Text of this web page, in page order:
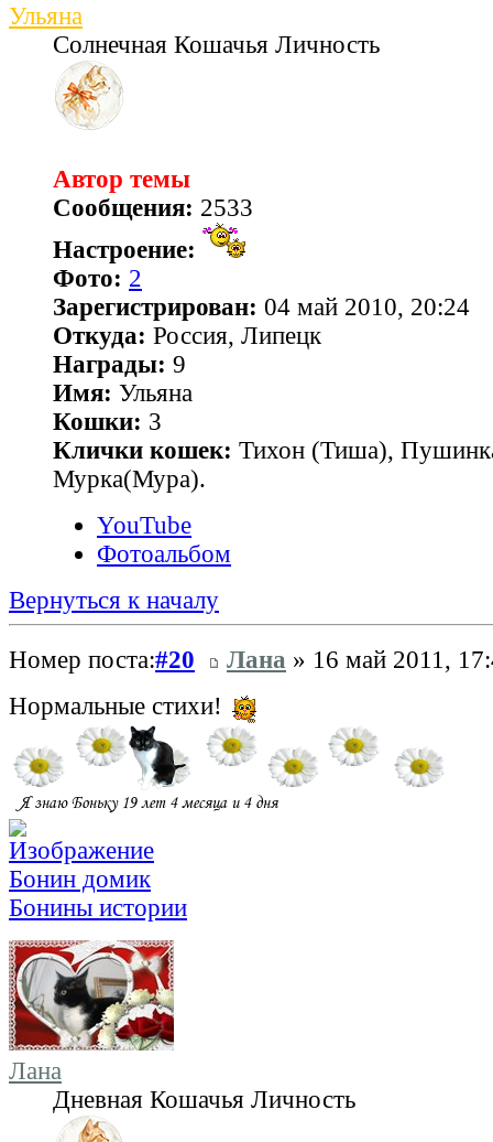
Ульяна
Солнечная Кошачья Личность
Автор темы
Сообщения: 2533
Настроение:
Фото: 2
Зарегистрирован: 04 май 2010, 20:24
Откуда: Россия, Липецк
Награды: 9
Имя: Ульяна
Кошки: 3
Клички кошек: Тихон (Тиша),
Мурка(Мура).
YouTube
Фотоальбом
Вернуться к началу
Номер поста:#20 Лана » 16 май 2011,
Нормальные стихи!
Бонин домик
Бонины истории
Лана
Дневная Кошачья Личность